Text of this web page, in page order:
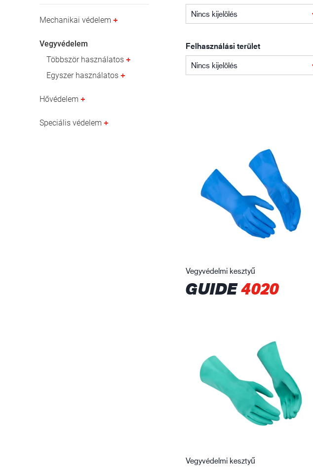
Építőipar
Mechanikai védelem
Vegyvédelem
Többször használatos
Egyszer használatos
Hővédelem
Speciális védelem
Nincs kijelölés
Felhasználási terület
Nincs kijelölés
Vegyvédelmi kesztyű
GUIDE4020
Vegyvédelmi kesztyű